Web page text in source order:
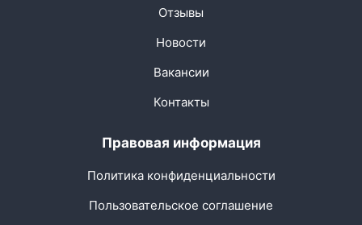
Отзывы
Новости
Вакансии
Контакты
Правовая информация
Политика конфиденциальности
Пользовательское соглашение